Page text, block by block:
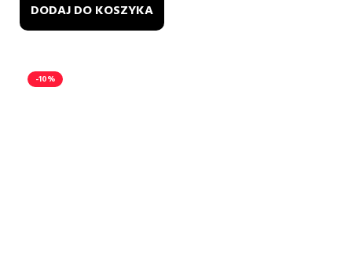
DODAJ DO KOSZYKA
-10%